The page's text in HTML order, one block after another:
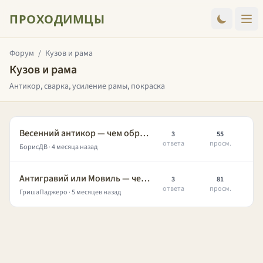
ПРОХОДИМЦЫ
Форум / Кузов и рама
Кузов и рама
Антикор, сварка, усиление рамы, покраска
Весенний антикор — чем обработать днище после зимы?
БорисДВ· 4 месяца назад
3
ответа
55
просм.
Антигравий или Мовиль — чем обработать пороги Паджеро после зимы?
ГришаПаджеро · 5 месяцев назад
3
ответа
81
просм.